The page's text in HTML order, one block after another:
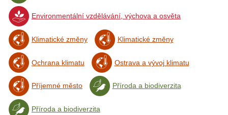
Environmentální vzdělávání, výchova a osvěta
Klimatické změny Klimatické změny
Ochrana klimatu Ostrava a vývoj klimatu
Příjemné město Příroda a biodiverzita
Příroda a biodiverzita